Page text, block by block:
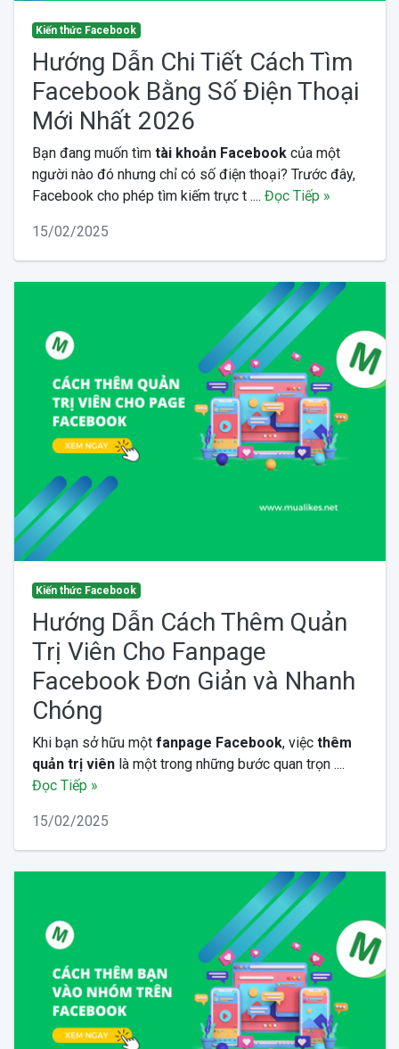
Kiến thức Facebook
Hướng Dẫn Chi Tiết Cách Tìm
Facebook Bằng Số Điện Thoại
Mới Nhất 2026
Bạn đang muốn tìm tài khoản Facebookcủa một
người nào đó nhưng chỉ có số điện thoại? Trước đây,
Facebook cho phép tìm kiếm trực t .... Đọc Tiếp »
15/02/2025
Kiến thức Facebook
Hướng Dẫn Cách Thêm Quản
Trị Viên Cho Fanpage
Facebook Đơn Giản và Nhanh
Chóng
Khi bạn sở hữu một fanpage Facebook, việc thêm
quản trị viênlà một trong những bước quan trọn ....
Đọc Tiếp »
15/02/2025